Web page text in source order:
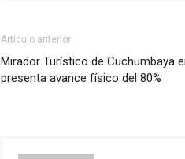
Artículo anterior
Mirador Turístico de Cuchumbaya
presenta avance físico del 80%